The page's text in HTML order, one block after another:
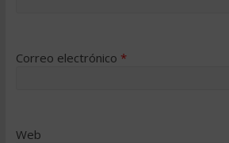
Correo electrónico *
Web